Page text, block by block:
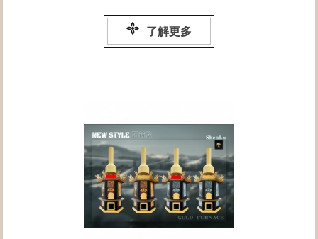
了解更多